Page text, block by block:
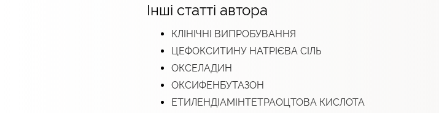
Інші статті автора
КЛІНIЧНІ ВИПРOБУВАННЯ
ЦЕФОКСИТИНУ НАТРІЄВА СІЛЬ
ОКСЕЛАДИН
ОКСИФЕНБУТАЗОН
ЕТИЛЕНДІАМІНТЕТРАОЦТОВА КИСЛОТА